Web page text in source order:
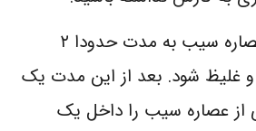
اجازه بدهید عصاره سیب به مدت حدودا ۲
غلیظ شود. بعد از این مدت یک
از عصاره سیب را داخل یک